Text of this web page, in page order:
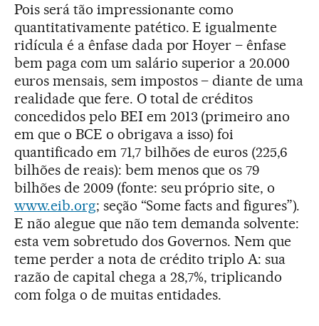
Pois será tão impressionante como
quantitativamente patético. E igualmente
ridícula é a ênfase dada por Hoyer – ênfase
bem paga com um salário superior a 20.000
euros mensais, sem impostos – diante de uma
realidade que fere. O total de créditos
concedidos pelo BEI em 2013 (primeiro ano
em que o BCE o obrigava a isso) foi
quantificado em 71,7 bilhões de euros (225,6
bilhões de reais): bem menos que os 79
bilhões de 2009 (fonte: seu próprio site, o
www.eib.org; seção “Some facts and figures”).
E não alegue que não tem demanda solvente:
esta vem sobretudo dos Governos. Nem que
teme perder a nota de crédito triplo A: sua
razão de capital chega a 28,7%, triplicando
com folga o de muitas entidades.